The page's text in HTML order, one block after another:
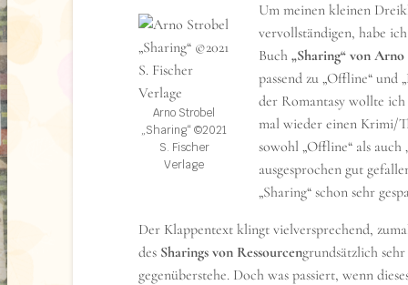
Sei vorsichtig, was du dir wünschst! Denn
Welt und ihre Freund*innen zu retten, hat
Konsequenzen, als sie es sich jemals hätte
Um den Prinzen und seine dunklen
sie nicht nur ihr Herz, sondern auch ihre
muss Rain alles daran setzten, ihren
machen.
Stella Tack „Ever & After 3 – Die letzte
Arno Strobel
„Sharing“ ©2021
S. Fischer
Verlage
Um meinen kleinen
vervollständigen, habe
Buch „Sharing“ von
passend zu „Offline“ und
der Romantasy wollte
mal wieder einen Krimi/
sowohl „Offline“ als auch
ausgesprochen gut
„Sharing“ schon sehr
Der Klappentext klingt vielversprechend,
des Sharings von Ressourcengrundsätzlich
gegenüberstehe. Doch was passiert, wenn